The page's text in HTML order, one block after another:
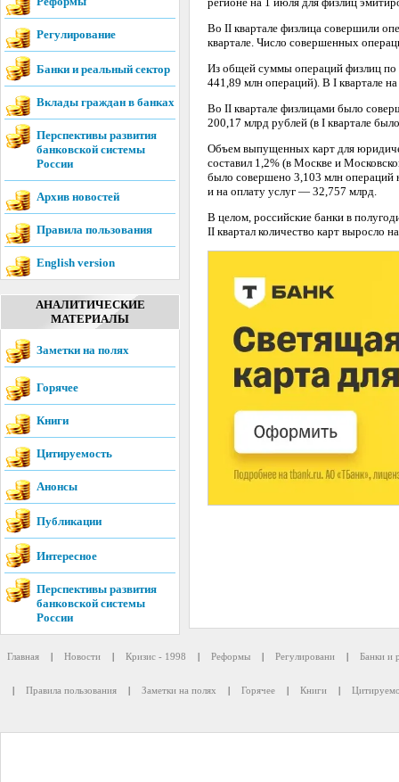
Регулирование
Банки и реальный сектор
Вклады граждан в банках
Перспективы развития
банковской системы
России
Архив новостей
Правила пользования
English version
АНАЛИТИЧЕСКИЕ
МАТЕРИАЛЫ
Заметки на полях
Горячее
Книги
Цитируемость
Анонсы
Публикации
Интересное
Перспективы развития
банковской системы
России
Во II квартале физлица совершили
квартале. Число совершенных
Из общей суммы операций физлиц по
441,89 млн операций). В I квартале
Во II квартале физлицами было
200,17 млрд рублей (в I квартале
Объем выпущенных карт для
составил 1,2% (в Москве и
было совершено 3,103 млн операций
и на оплату услуг — 32,757 млрд.
В целом, российские банки в
II квартал количество карт выросло
Главная | Новости | Кризис - 1998 | Реформы | Регулировани | Банки и
| Правила пользования | Заметки на полях | Горячее | Книги |